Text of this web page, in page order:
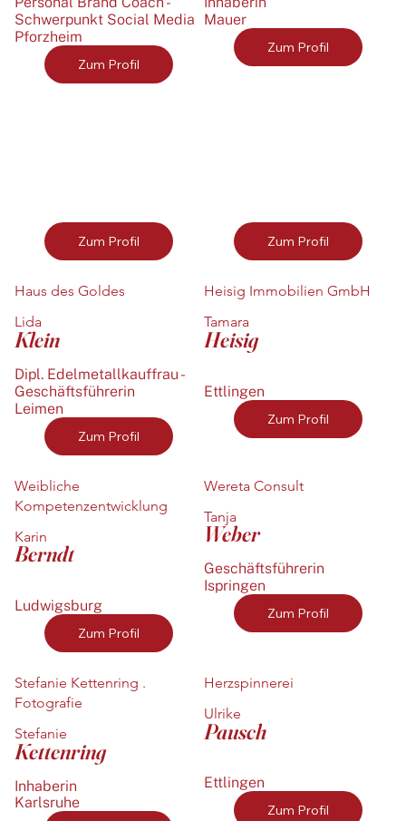
Schwerpunkt Social Media
Pforzheim
Zum Profil
Mauer
Zum Profil
Zum Profil Zum Profil
Haus des Goldes
Lida
Klein
Dipl. Edelmetallkauffrau -
Geschäftsführerin
Leimen
Zum Profil
Heisig Immobilien GmbH
Tamara
Heisig
Ettlingen
Zum Profil
Weibliche
Kompetenzentwicklung
Karin
Berndt
Ludwigsburg
Zum Profil
Wereta Consult
Tanja
Weber
Geschäftsführerin
Ispringen
Zum Profil
Stefanie Kettenring .
Fotografie
Stefanie
Kettenring
Inhaberin
Karlsruhe
Herzspinnerei
Ulrike
Pausch
Ettlingen
Zum Profil